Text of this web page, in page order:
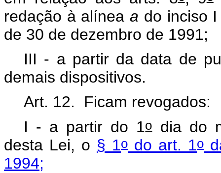
redação à alíneaa do inciso
de 30 de dezembro de 1991;
III - a partir da data de
demais dispositivos.
Art. 12. Ficam revogados:
I - a partir do 1odia do
desta Lei, o § 1o do art. 1o
1994;